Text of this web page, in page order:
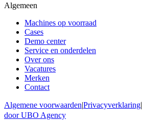
Algemeen
Machines op voorraad
Cases
Demo center
Service en onderdelen
Over ons
Vacatures
Merken
Contact
Algemene voorwaarden|Privacyverklaring|
door UBO Agency